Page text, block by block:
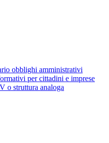
obblighi amministrativi
per cittadini e imprese
o struttura analoga